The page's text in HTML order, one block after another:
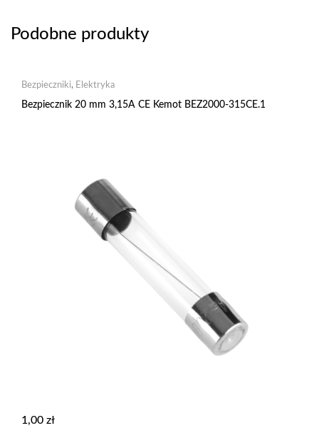
Podobne produkty
Bezpieczniki, Elektryka
Bezpiecznik 20 mm 3,15A CE Kemot BEZ2000-315CE.1
1,00 zł